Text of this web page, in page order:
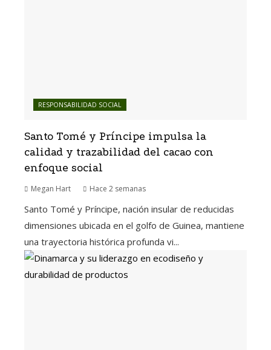
RESPONSABILIDAD SOCIAL
Santo Tomé y Príncipe impulsa la
calidad y trazabilidad del cacao con
enfoque social
Megan Hart Hace 2 semanas
Santo Tomé y Príncipe, nación insular de reducidas
dimensiones ubicada en el golfo de Guinea, mantiene
una trayectoria histórica profunda vi...